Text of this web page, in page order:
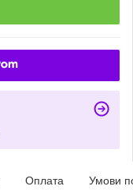
Оплата Умови